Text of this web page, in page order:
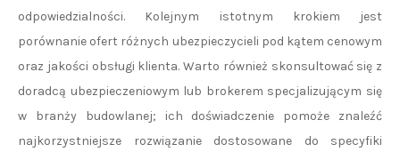
odpowiedzialności. Kolejnym istotnym krokiem jest
porównanie ofert różnych ubezpieczycieli pod kątem cenowym
oraz jakości obsługi klienta. Warto również skonsultować się z
doradcą ubezpieczeniowym lub brokerem specjalizującym się
w branży budowlanej; ich doświadczenie pomoże znaleźć
najkorzystniejsze rozwiązanie dostosowane do specyfiki